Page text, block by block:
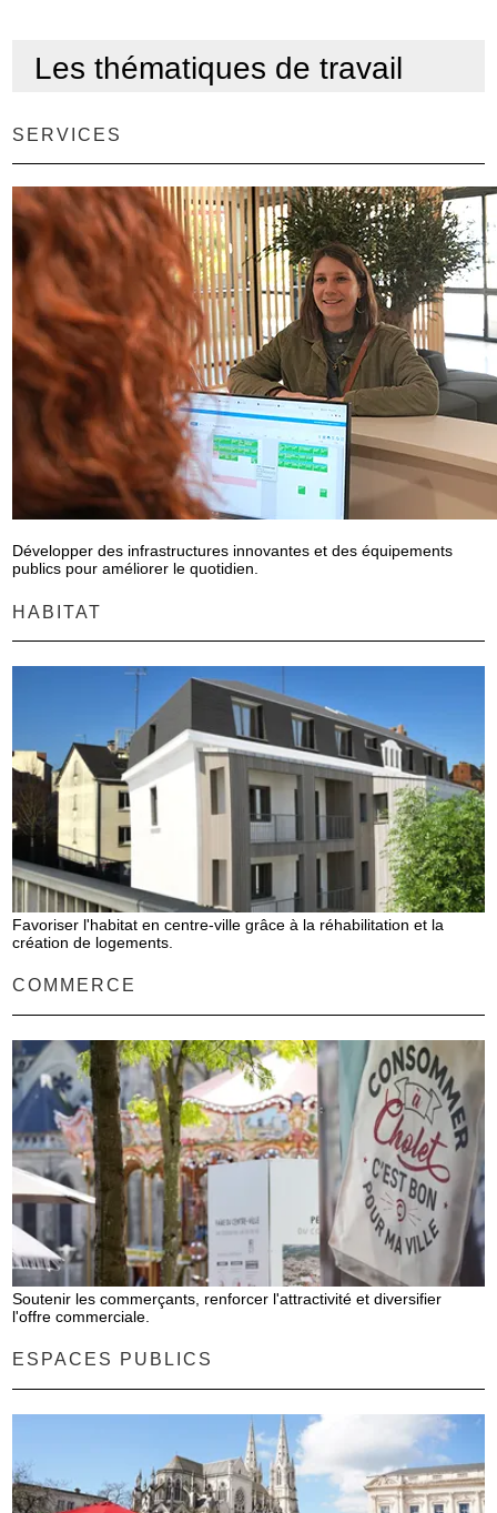
Les thématiques de travail
SERVICES
Développer des infrastructures innovantes et des équipements
publics pour améliorer le quotidien.
HABITAT
Favoriser l'habitat en centre-ville grâce à la réhabilitation et la
création de logements.
COMMERCE
Soutenir les commerçants, renforcer l'attractivité et diversifier
l'offre commerciale.
ESPACES PUBLICS